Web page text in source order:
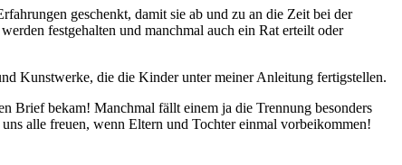
geschenkt, damit sie ab und zu an die Zeit bei der
festgehalten und manchmal auch ein Rat erteilt oder
Kunstwerke, die die Kinder unter meiner Anleitung fertigstellen.
Brief bekam! Manchmal fällt einem ja die Trennung besonders
alle freuen, wenn Eltern und Tochter einmal vorbeikommen!